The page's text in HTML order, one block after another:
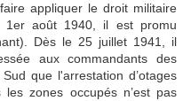
appliquer le droit militaire
1er août 1940, il est promu
Dès le 25 juillet 1941, il
aux commandants des
que l'arrestation d’otages
zones occupés n’est pas